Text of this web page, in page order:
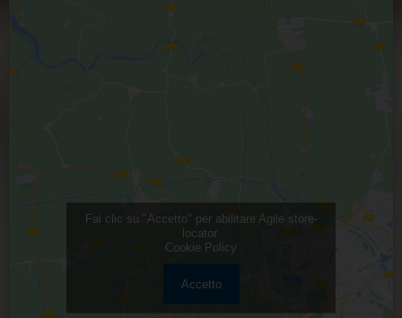
Fai clic su "Accetto" per abilitare Agile store-
locator
Cookie Policy
Accetto